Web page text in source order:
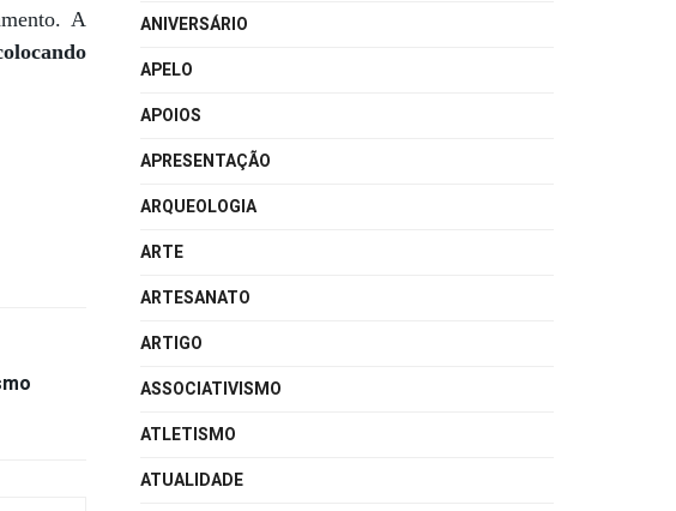
A
ANIVERSÁRIO
APELO
APOIOS
APRESENTAÇÃO
ARQUEOLOGIA
ARTE
ARTESANATO
ARTIGO
ASSOCIATIVISMO
ATLETISMO
ATUALIDADE